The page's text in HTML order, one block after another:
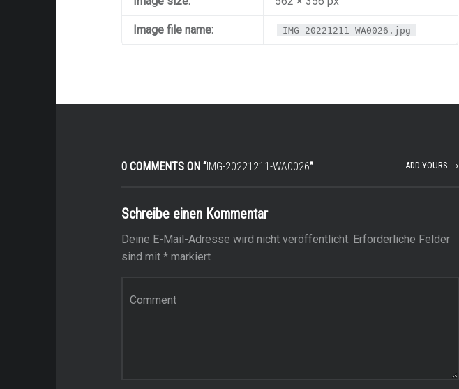
Image file name: IMG-20221211-WA0026.jpg
0 COMMENTS ON “IMG-20221211-WA0026” ADD YOURS →
Schreibe einen Kommentar
Deine E-Mail-Adresse wird nicht veröffentlicht. Erforderliche Felder
sind mit* markiert